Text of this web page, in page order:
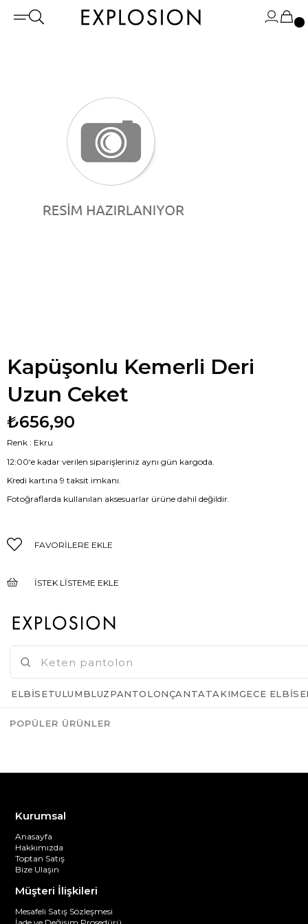
Kapüşonlu Kemerli Deri
Uzun Ceket
₺656,90
Renk : Ekru
12:00‘e kadar verilen siparişleriniz aynı gün kargoda.
Kredi kartına 9 taksit imkanı.
Fotoğraflarda kullanılan aksesuarlar ürüne dahil değildir.
FAVORILERE EKLE
İSTEK LISTEME EKLE
Kurumsal
Anasayfa
Hakkımızda
Toptan Satış
Bize Ulaşın
Müşteri İlişkileri
Mesafeli Satış Sözleşmesi
ELBISETULUMBLUZPANTOLONÇANTATAKIMGECE
POPÜLER ÜRÜNLER